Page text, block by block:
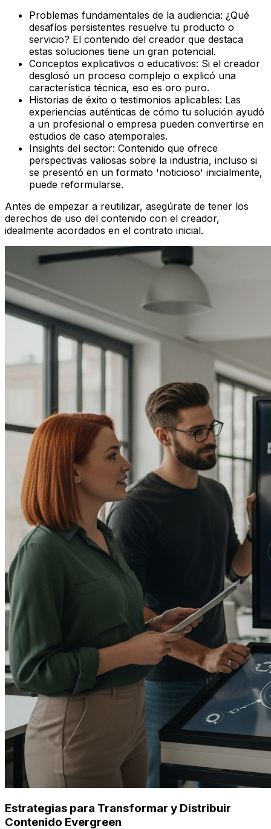
Problemas fundamentales de la audiencia: ¿Qué
desafíos persistentes resuelve tu producto o
servicio? El contenido del creador que destaca
estas soluciones tiene un gran potencial.
Conceptos explicativos o educativos: Si el creador
desglosó un proceso complejo o explicó una
característica técnica, eso es oro puro.
Historias de éxito o testimonios aplicables: Las
experiencias auténticas de cómo tu solución ayudó
a un profesional o empresa pueden convertirse en
estudios de caso atemporales.
Insights del sector: Contenido que ofrece
perspectivas valiosas sobre la industria, incluso si
se presentó en un formato 'noticioso' inicialmente,
puede reformularse.
Antes de empezar a reutilizar, asegúrate de tener los
derechos de uso del contenido con el creador,
idealmente acordados en el contrato inicial.
Estrategias para Transformar y Distribuir
Contenido Evergreen